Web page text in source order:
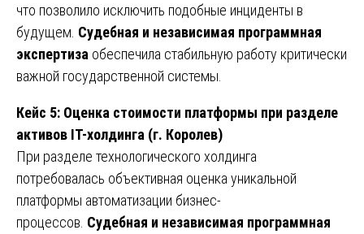
что позволило исключить подобные инциденты в
будущем. Судебная и независимая программная
экспертиза обеспечила стабильную работу критически
важной государственной системы.
Кейс 5: Оценка стоимости платформы при разделе
активов IT-холдинга (г. Королев)
При разделе технологического холдинга
потребовалась объективная оценка уникальной
платформы автоматизации бизнес-
процессов. Судебная и независимая программная